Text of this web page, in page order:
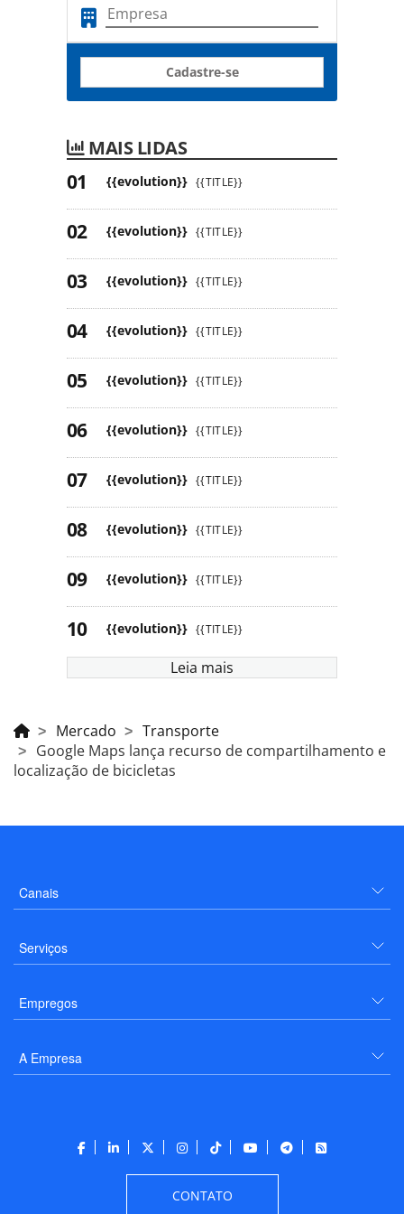
Cadastre-se
MAIS LIDAS
{{evolution}} {{TITLE}}
{{evolution}} {{TITLE}}
{{evolution}} {{TITLE}}
{{evolution}} {{TITLE}}
{{evolution}} {{TITLE}}
{{evolution}} {{TITLE}}
{{evolution}} {{TITLE}}
{{evolution}} {{TITLE}}
{{evolution}} {{TITLE}}
{{evolution}} {{TITLE}}
Leia mais
Mercado
Transporte
Google Maps lança recurso de compartilhamento e
localização de bicicletas
Canais
Serviços
Empregos
A Empresa
CONTATO